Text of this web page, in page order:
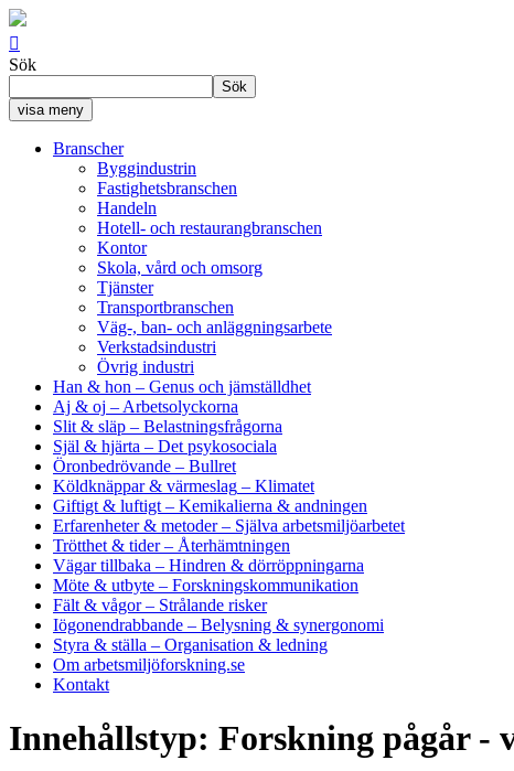

Sök
Sök
visa meny
Branscher
Byggindustrin
Fastighetsbranschen
Handeln
Hotell- och restaurangbranschen
Kontor
Skola, vård och omsorg
Tjänster
Transportbranschen
Väg-, ban- och anläggningsarbete
Verkstadsindustri
Övrig industri
Han & hon – Genus och jämställdhet
Aj & oj – Arbetsolyckorna
Slit & släp – Belastningsfrågorna
Själ & hjärta – Det psykosociala
Öronbedrövande – Bullret
Köldknäppar & värmeslag – Klimatet
Giftigt & luftigt – Kemikalierna & andningen
Erfarenheter & metoder– Själva arbetsmiljöarbetet
Trötthet & tider– Återhämtningen
Vägar tillbaka – Hindren & dörröppningarna
Möte & utbyte – Forskningskommunikation
Fält & vågor– Strålande risker
Iögonendrabbande – Belysning & synergonomi
Styra & ställa – Organisation & ledning
Om arbetsmiljöforskning.se
Kontakt
Innehållstyp: Forskning pågår -